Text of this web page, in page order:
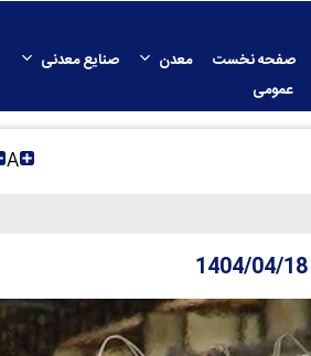
صفحه نخست معدن صنایع معدنی
عمومی
A